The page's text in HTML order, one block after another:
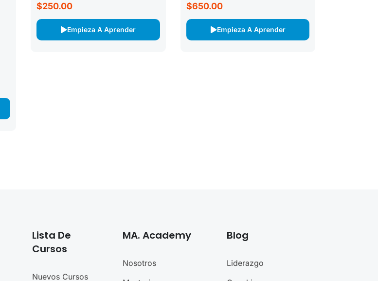
$250.00
Empieza A Aprender
$650.00
Empieza A Aprender
Lista De
Cursos
Nuevos Cursos
MA. Academy
Nosotros
Blog
Liderazgo